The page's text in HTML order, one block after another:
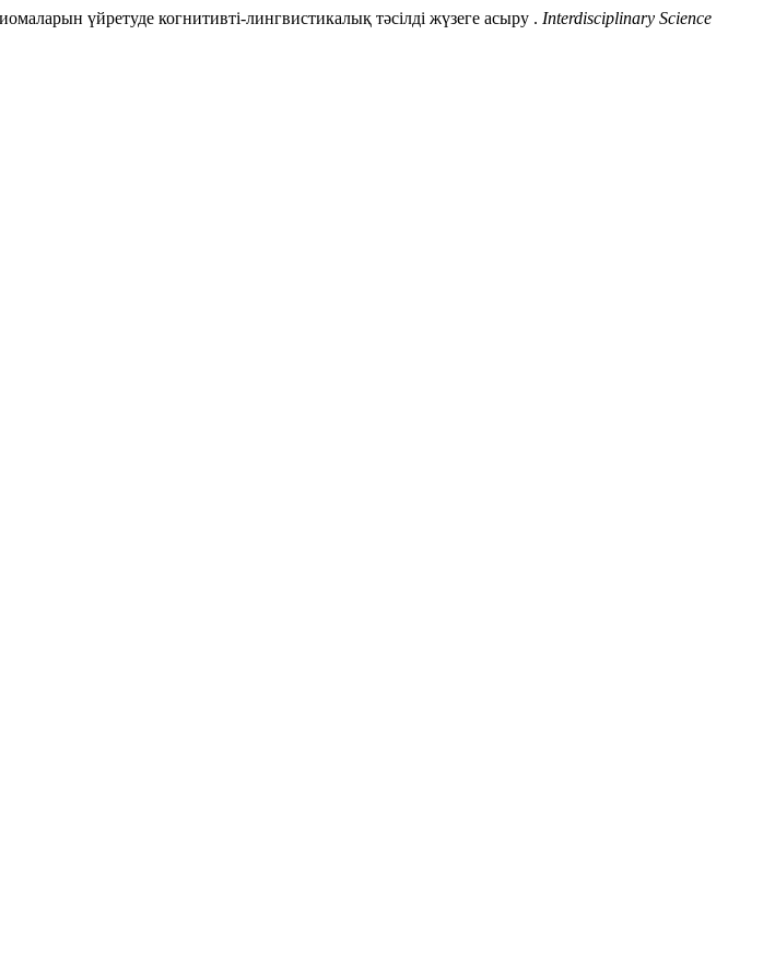
үйретуде когнитивті-лингвистикалық тәсілді жүзеге асыру . Interdisciplinary Science